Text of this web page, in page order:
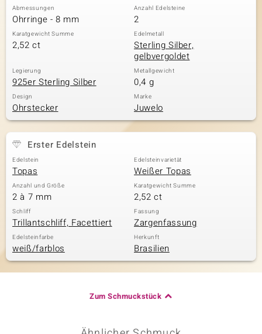
Abmessungen
Ohrringe - 8 mm
Anzahl Edelsteine
2
Karatgewicht Summe
2,52 ct
Edelmetall
Sterling Silber,
gelbvergoldet
Legierung
925er Sterling Silber
Metallgewicht
0,4 g
Design
Ohrstecker
Marke
Juwelo
Erster Edelstein
Edelstein
Topas
Edelsteinvarietät
Weißer Topas
Anzahl und Größe
2 à 7 mm
Karatgewicht Summe
2,52 ct
Schliff
Trillantschliff, Facettiert
Fassung
Zargenfassung
Edelsteinfarbe
weiß/farblos
Herkunft
Brasilien
Zum Schmuckstück